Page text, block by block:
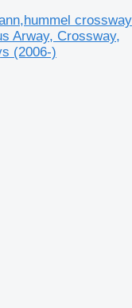
crossway
Arway, Crossway,
(2006-)